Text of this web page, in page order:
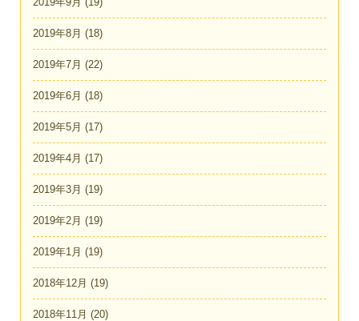
2019年8月 (18)
2019年7月 (22)
2019年6月 (18)
2019年5月 (17)
2019年4月 (17)
2019年3月 (19)
2019年2月 (19)
2019年1月 (19)
2018年12月 (19)
2018年11月 (20)